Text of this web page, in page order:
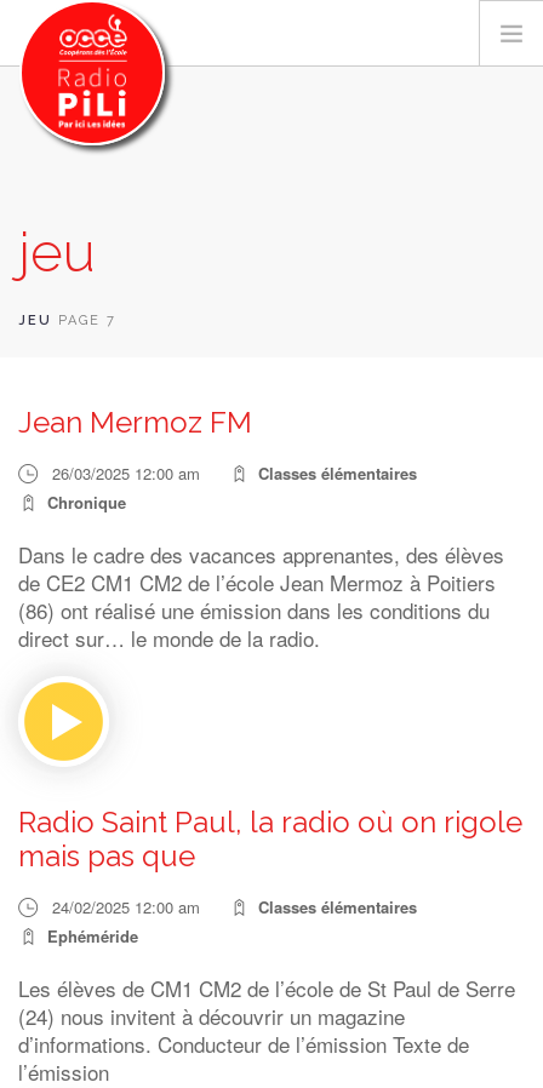
GRILLE DES PROGRAMMES
EMISSIONS / PODCASTS
RECHERCHER
jeu
JEU PAGE 7
Jean Mermoz FM
26/03/2025 12:00 am
Classes élémentaires
Chronique
Dans le cadre des vacances apprenantes, des élèves
de CE2 CM1 CM2 de l’école Jean Mermoz à Poitiers
(86) ont réalisé une émission dans les conditions du
direct sur… le monde de la radio.
Radio Saint Paul, la radio où on rigole
mais pas que
24/02/2025 12:00 am
Classes élémentaires
Ephéméride
Les élèves de CM1 CM2 de l’école de St Paul de Serre
(24) nous invitent à découvrir un magazine
d’informations. Conducteur de l’émission Texte de
l’émission